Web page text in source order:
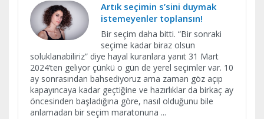
Artık seçimin s’sini duymak
istemeyenler toplansın!
Bir seçim daha bitti. “Bir sonraki
seçime kadar biraz olsun
soluklanabiliriz” diye hayal kuranlara yanıt 31 Mart
2024’ten geliyor çünkü o gün de yerel seçimler var. 10
ay sonrasından bahsediyoruz ama zaman göz açıp
kapayıncaya kadar geçtiğine ve hazırlıklar da birkaç ay
öncesinden başladığına göre, nasıl olduğunu bile
anlamadan bir seçim maratonuna ...